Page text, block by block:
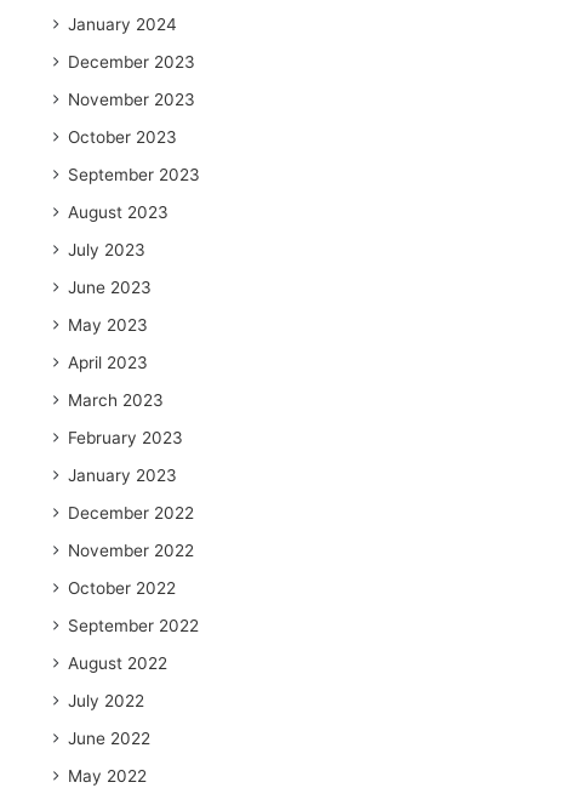
January 2024
December 2023
November 2023
October 2023
September 2023
August 2023
July 2023
June 2023
May 2023
April 2023
March 2023
February 2023
January 2023
December 2022
November 2022
October 2022
September 2022
August 2022
July 2022
June 2022
May 2022